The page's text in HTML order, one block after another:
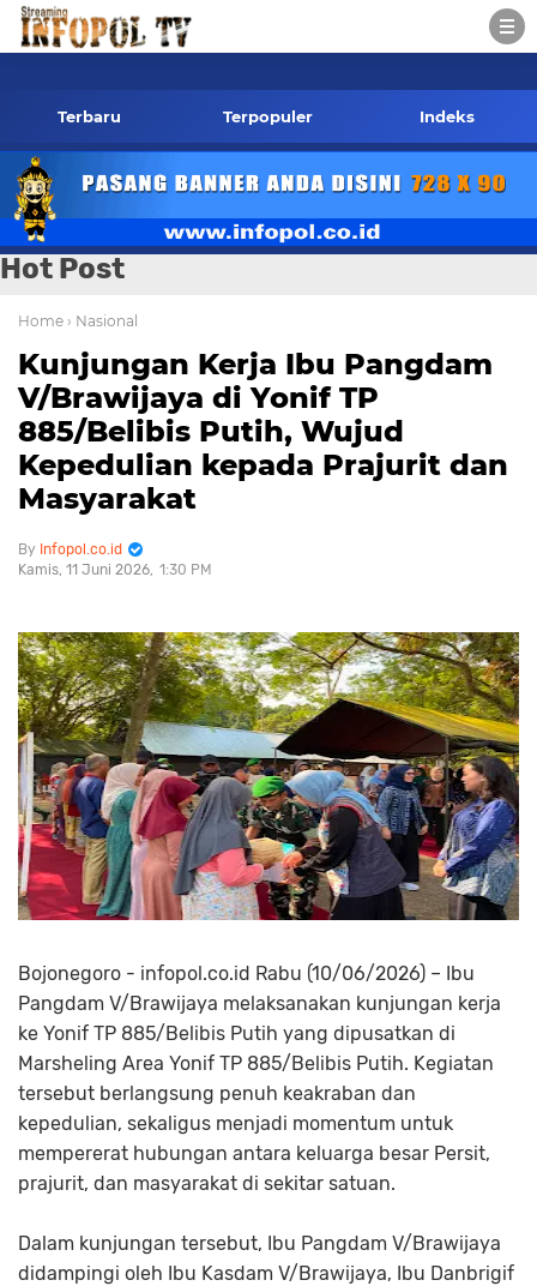
Kontak Redaksi- 085784424805 wa
Terbaru Terpopuler Indeks
Hot Post
Home › Nasional
Kunjungan Kerja Ibu Pangdam
V/Brawijaya di Yonif TP
885/Belibis Putih, Wujud
Kepedulian kepada Prajurit dan
Masyarakat
Infopol.co.id
Kamis, 11 Juni 2026 1:30 PM
Bojonegoro - infopol.co.id Rabu (10/06/2026) – Ibu
Pangdam V/Brawijaya melaksanakan kunjungan kerja
ke Yonif TP 885/Belibis Putih yang dipusatkan di
Marsheling Area Yonif TP 885/Belibis Putih. Kegiatan
tersebut berlangsung penuh keakraban dan
kepedulian, sekaligus menjadi momentum untuk
mempererat hubungan antara keluarga besar Persit,
prajurit, dan masyarakat di sekitar satuan.
Dalam kunjungan tersebut, Ibu Pangdam V/Brawijaya
didampingi oleh Ibu Kasdam V/Brawijaya, Ibu Danbrigif